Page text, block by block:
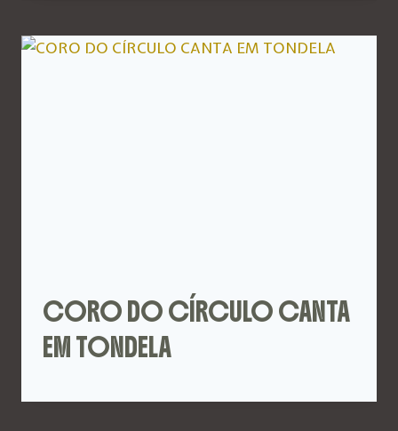
CORO DO CÍRCULO CANTA
EM TONDELA